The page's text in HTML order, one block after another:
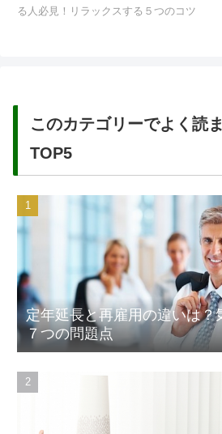
る人必見！リラックスする５つのコツ
このカテゴリーでよく読
TOP5
定年延長と再雇用の違いは？
７つの問題点